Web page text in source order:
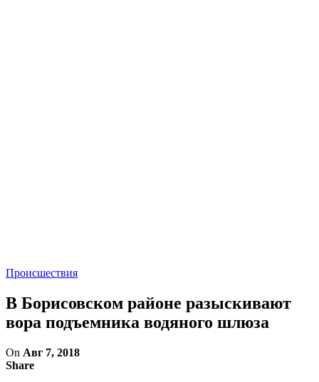
Происшествия
В Борисовском районе разыскивают
вора подъемника водяного шлюза
On Авг 7, 2018
Share